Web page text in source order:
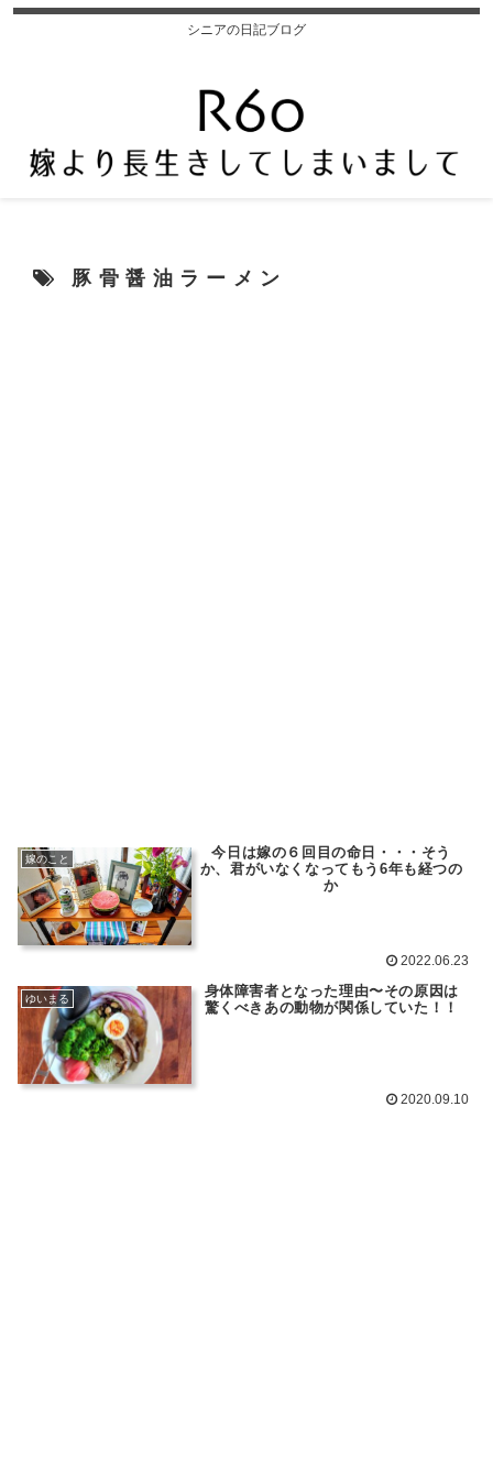
シニアの日記ブログ
豚骨醤油ラーメン
嫁のこと
今日は嫁の６回目の命日・・・そう
か、君がいなくなってもう6年も経つの
か
2022.06.23
ゆいまる
身体障害者となった理由〜その原因は
驚くべきあの動物が関係していた！！
2020.09.10